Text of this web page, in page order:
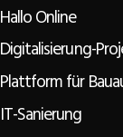
Hallo Online
Digitalisierung-
Plattform für
IT-Sanierung